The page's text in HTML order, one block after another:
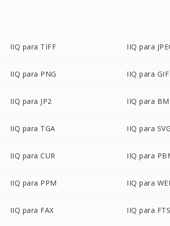
IIQ para TIFF IIQ para
IIQ para PNG IIQ para GIF
IIQ para JP2 IIQ para
IIQ para TGA IIQ para SVG
IIQ para CUR IIQ para
IIQ para PPM IIQ para
IIQ para FAX IIQ para FTS